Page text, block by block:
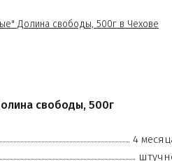
свободы, 500г
4